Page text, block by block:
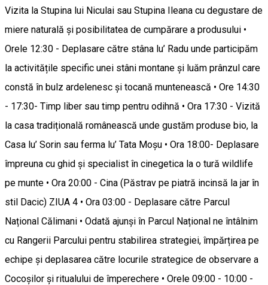
Vizita la Stupina lui Niculai sau Stupina Ileana cu degustare de
miere naturală și posibilitatea de cumpărare a produsului •
Orele 12:30 - Deplasare către stâna lu’ Radu unde participăm
la activitățile specific unei stâni montane și luăm prânzul care
constă în bulz ardelenesc și tocană muntenească • Ore 14:30
- 17:30- Timp liber sau timp pentru odihnă • Ora 17:30 - Vizită
la casa tradițională românească unde gustăm produse bio, la
Casa lu’ Sorin sau ferma lu’ Tata Moșu • Ora 18:00- Deplasare
împreuna cu ghid și specialist în cinegetica la o tură wildlife
pe munte • Ora 20:00 - Cina (Păstrav pe piatră incinsă la jar în
stil Dacic) ZIUA 4 • Ora 03:00 - Deplasare către Parcul
Național Călimani • Odată ajunși în Parcul Național ne întâlnim
cu Rangerii Parcului pentru stabilirea strategiei, împărțirea pe
echipe și deplasarea către locurile strategice de observare a
Cocoșilor și ritualului de împerechere • Orele 09:00 - 10:00 -